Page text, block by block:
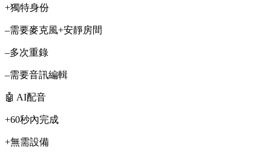
+獨特身份
–需要麥克風+安靜房間
–多次重錄
–需要音訊編輯
🤖 AI配音
+60秒內完成
+無需設備